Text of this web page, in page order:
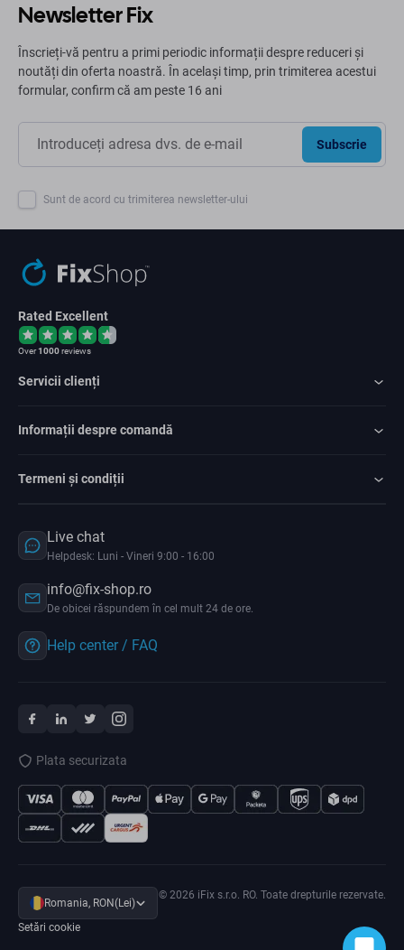
Newsletter Fix
Înscrieți-vă pentru a primi periodic informații despre reduceri și
noutăți din oferta noastră. În același timp, prin trimiterea acestui
formular, confirm că am peste 16 ani
Subscrie
Sunt de acord cu trimiterea newsletter-ului
Rated Excellent
Over1000reviews
Servicii clienți
Informații despre comandă
Termeni și condiții
Live chat
Helpdesk: Luni - Vineri 9:00 - 16:00
info@fix-shop.ro
De obicei răspundem în cel mult 24 de ore.
Help center / FAQ
Plata securizata
Romania, RON(Lei)
Setări cookie
© 2026 iFix s.r.o. RO. Toate drepturile rezervate.